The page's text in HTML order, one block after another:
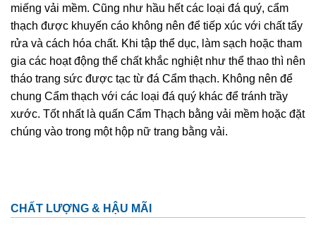
miếng vải mềm. Cũng như hầu hết các loại đá quý, cẩm
thạch được khuyến cáo không nên để tiếp xúc với chất tẩy
rửa và cách hóa chất. Khi tập thể dục, làm sạch hoặc tham
gia các hoạt động thể chất khắc nghiệt như thể thao thì nên
tháo trang sức được tạc từ đá Cẩm thạch. Không nên để
chung Cẩm thạch với các loại đá quý khác để tránh trầy
xước. Tốt nhất là quấn Cẩm Thạch bằng vải mềm hoặc đặt
chúng vào trong một hộp nữ trang bằng vải.
CHẤT LƯỢNG & HẬU MÃI